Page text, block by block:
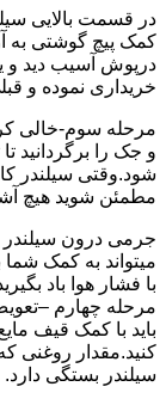
در قسمت بالایی
کمک پیچ گوشتی به
درپوش آسیب دید و
خریداری نموده و
مرحله سوم-خالی
و جک را برگردانید
شود.وقتی سیلندر
مطمئن شوید هیچ
جرمی درون سیلندر
میتواند به کمک شما
با فشار هوا باد
مرحله چهارم
باید با کمک قیف
کنید.مقدار روغنی
سیلندر بستگی دارد.